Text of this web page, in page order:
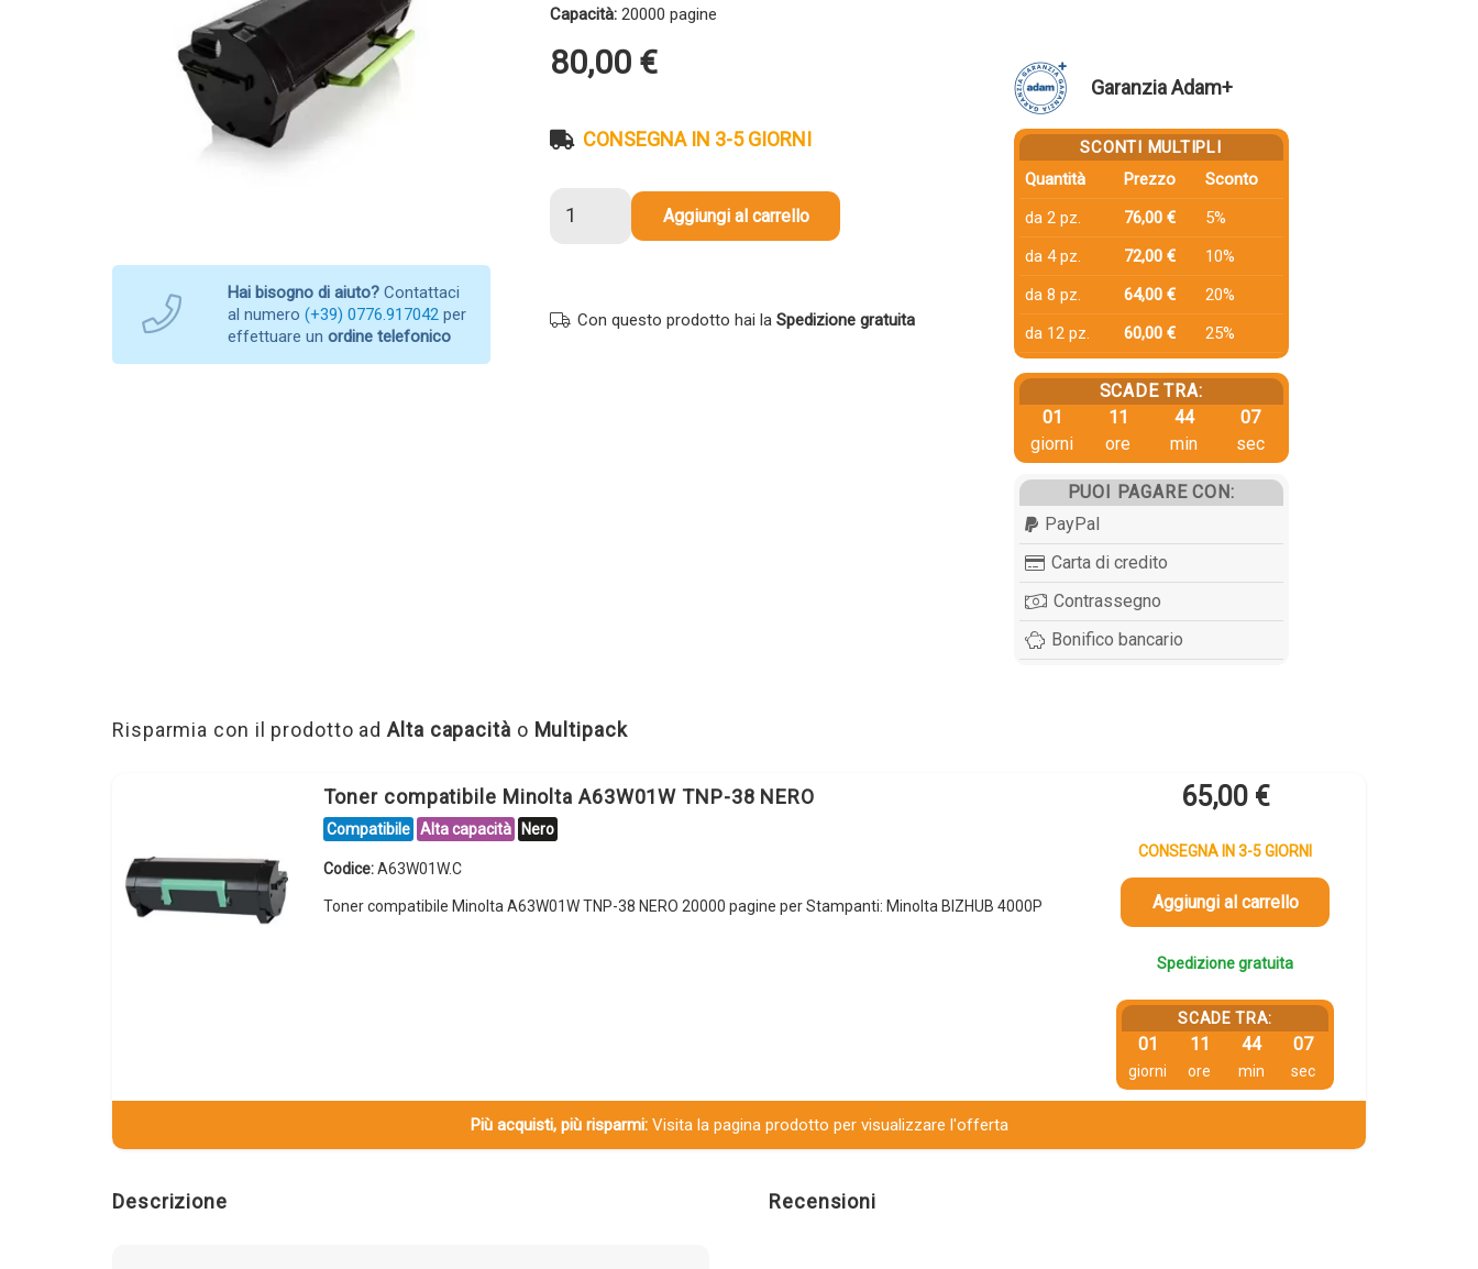
Hai bisogno di aiuto? Contattaci
al numero (+39) 0776.917042 per
effettuare un ordine telefonico
Capacità: 20000 pagine
80,00 €
CONSEGNA IN 3-5 GIORNI
compatibile
NERO
Aggiungi al carrello
Con questo prodotto hai la Spedizione gratuita
Garanzia Adam+
SCONTI MULTIPLI
Quantità
Prezzo
Sconto
da 2 pz.
76,00 €
5%
da 4 pz.
72,00 €
10%
da 8 pz.
64,00 €
20%
da 12 pz.
60,00 € 25%
SCADE TRA:
01
giorni
11
ore
44
min
06
sec
PUOI PAGARE CON:
PayPal
Carta di credito
Contrassegno
Bonifico bancario
Risparmia con il prodotto adAlta capacità o Multipack
Toner compatibile Minolta A63W01W TNP-38 NERO
Compatibile Alta capacità Nero
Codice:A63W01W.C
Toner compatibile Minolta A63W01W TNP-38 NERO 20000 pagine per Stampanti: Minolta BIZHUB 4000P
65,00 €
CONSEGNA IN 3-5 GIORNI
Aggiungi al carrello
Spedizione gratuita
SCADE TRA:
01
giorni
11
ore
44
min
06
sec
Più acquisti, più risparmi:Visita la pagina prodotto per visualizzare l'offerta
Descrizione Recensioni